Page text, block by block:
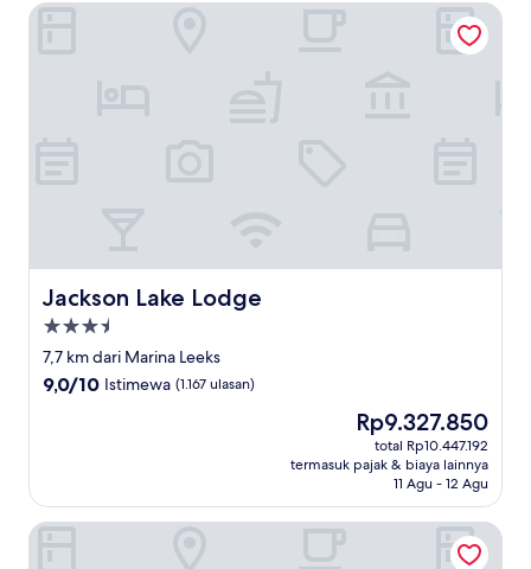
Jackson Lake Lodge
Jackson Lake Lodge
Properti
bintang
3.5
7,7 km dari Marina Leeks
9.0
9,0/10 Istimewa (1.167 ulasan)
Harga
sekarang
Rp9.327.850
Rp9.327.850
total Rp10.447.192
termasuk pajak & biaya lainnya
11 Agu - 12 Agu
Jackson Lake Lodge
Headwaters Lodge & Cabins at Flagg Ranch